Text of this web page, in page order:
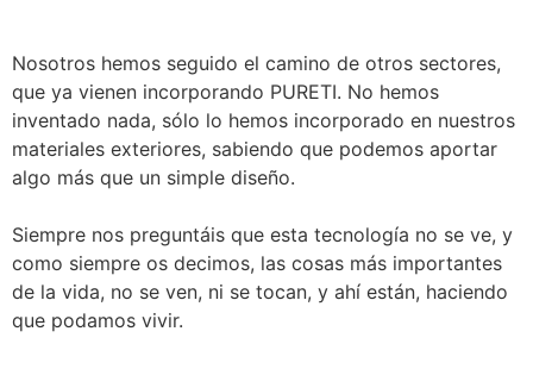
Nosotros hemos seguido el camino de otros sectores,
que ya vienen incorporando PURETI. No hemos
inventado nada, sólo lo hemos incorporado en nuestros
materiales exteriores, sabiendo que podemos aportar
algo más que un simple diseño.
Siempre nos preguntáis que esta tecnología no se ve, y
como siempre os decimos, las cosas más importantes
de la vida, no se ven, ni se tocan, y ahí están, haciendo
que podamos vivir.